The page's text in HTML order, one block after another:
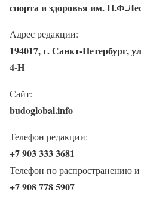
спорта и здоровья им.
Адрес редакции:
194017, г. Санкт-Петербург,
4-Н
Сайт:
budoglobal.info
Телефон редакции:
+7 903 333 3681
Телефон по распространению и
+7 908 778 5907